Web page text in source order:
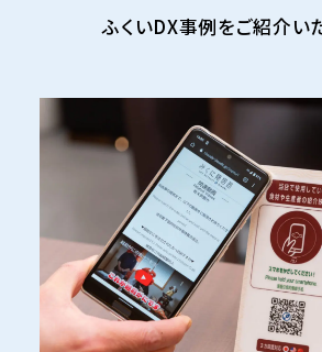
ふくいDX事例をご紹介い